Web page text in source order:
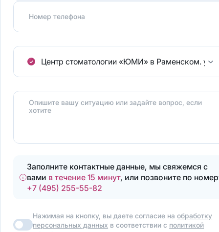
Номер телефона
Центр стоматологии «ЮМИ» в Раменском. ул.
Опишите вашу ситуацию или задайте вопрос, если
хотите
Заполните контактные данные, мы свяжемся с
вами в течение 15 минут, или позвоните по
+7 (495) 255-55-82
Нажимая на кнопку, вы даете согласие наобработку
персональных данных в соответствии с политикой